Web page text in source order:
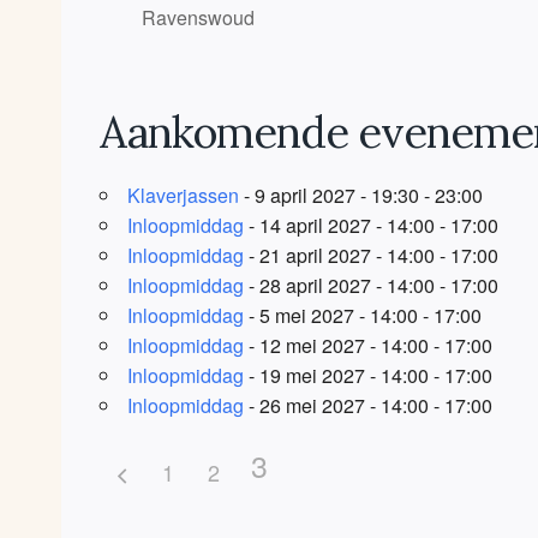
Ravenswoud
Aankomende
Klaverjassen - 9 april 2027 - 19:30 - 23:00
Inloopmiddag - 14 april 2027 - 14:00 - 17:00
Inloopmiddag - 21 april 2027 - 14:00 - 17:00
Inloopmiddag - 28 april 2027 - 14:00 - 17:00
Inloopmiddag - 5 mei 2027 - 14:00 - 17:00
Inloopmiddag - 12 mei 2027 - 14:00 - 17:00
Inloopmiddag - 19 mei 2027 - 14:00 - 17:00
Inloopmiddag - 26 mei 2027 - 14:00 - 17:00
1 2 3